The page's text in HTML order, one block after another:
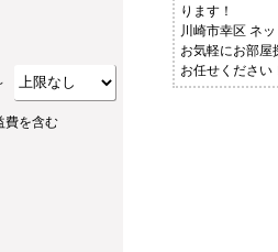
ります！
川崎市幸区 ネ
お気軽にお部屋
お任せください
費を含む